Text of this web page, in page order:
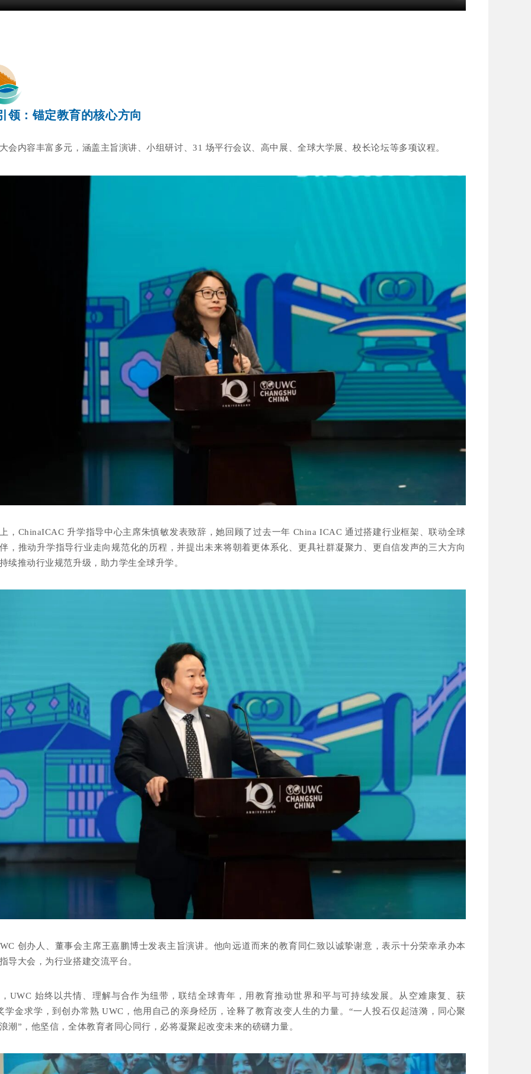
领：锚定教育的核心方向
会内容丰富多元，涵盖主旨演讲、小组研讨、31 场平行会议、高中展、全球大学展、校长论坛等多项议程。
，ChinaICAC 升学指导中心主席朱慎敏发表致辞，她回顾了过去一年 China ICAC 通过搭建行业框架、联动全球
，推动升学指导行业走向规范化的历程，并提出未来将朝着更体系化、更具社群凝聚力、更自信发声的三大方向
续推动行业规范升级，助力学生全球升学。
创办人、董事会主席王嘉鹏博士发表主旨演讲。他向远道而来的教育同仁致以诚挚谢意，表示十分荣幸承办本
导大会，为行业搭建交流平台。
UWC 始终以共情、理解与合作为纽带，联结全球青年，用教育推动世界和平与可持续发展。从空难康复、获
学金求学，到创办常熟 UWC，他用自己的亲身经历，诠释了教育改变人生的力量。“一人投石仅起涟漪，同心聚
潮”，他坚信，全体教育者同心同行，必将凝聚起改变未来的磅礴力量。